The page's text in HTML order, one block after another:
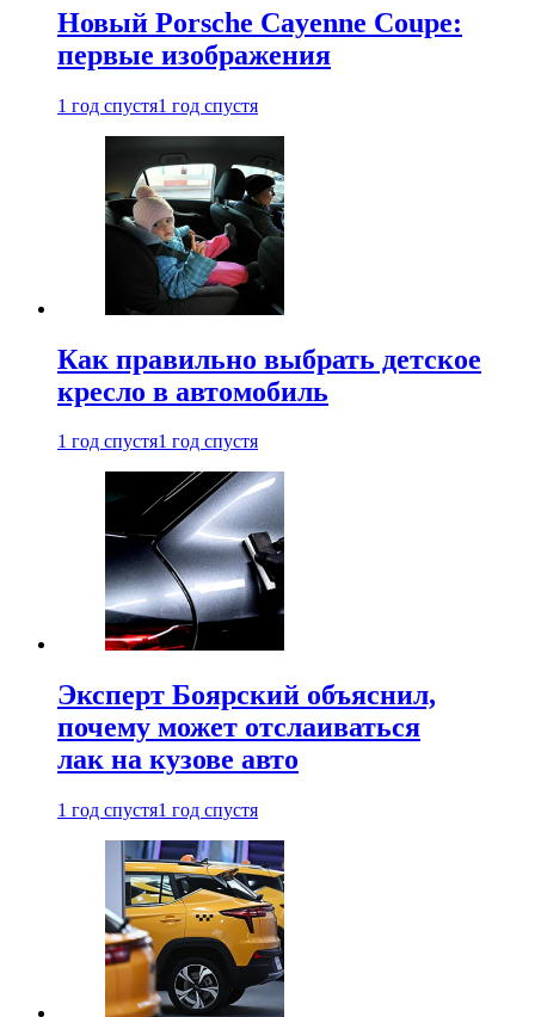
Новый Porsche Cayenne Coupe:
первые изображения
1 год спустя1 год спустя
Как правильно выбрать детское
кресло в автомобиль
1 год спустя1 год спустя
Эксперт Боярский объяснил,
почему может отслаиваться
лак на кузове авто
1 год спустя1 год спустя